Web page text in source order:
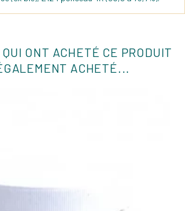
ONT ACHETÉ CE PRODUIT
ACHETÉ...